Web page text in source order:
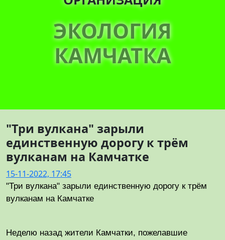
ЭКОЛОГИЯ
КАМЧАТКА
"Три вулкана" зарыли
единственную дорогу к трём
вулканам на Камчатке
15-11-2022, 17:45
"Три вулкана" зарыли единственную дорогу к трём
вулканам на Камчатке
Неделю назад жители Камчатки, пожелавшие